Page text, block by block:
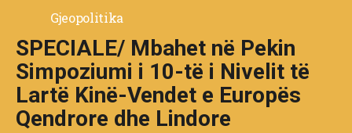
Gjeopolitika
SPECIALE/ Mbahet në Pekin
Simpoziumi i 10-të i Nivelit të
Lartë Kinë-Vendet e Europës
Qendrore dhe Lindore